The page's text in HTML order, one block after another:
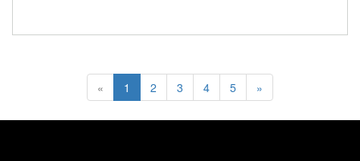
« 1 2 3 4 5 »